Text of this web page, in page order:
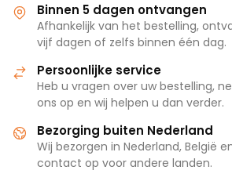
Binnen 5 dagen ontvangen
Afhankelijk van het bestelling,
vijf dagen of zelfs binnen één dag.
Persoonlijke service
Heb u vragen over uw bestelling,
ons op en wij helpen u dan verder.
Bezorging buiten Nederland
Wij bezorgen in Nederland, België
contact op voor andere landen.